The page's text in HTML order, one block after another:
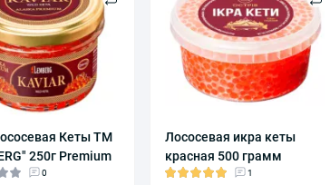
Кеты ТМ
250г Premium
0
Лососевая икра кеты
красная 500 грамм
1